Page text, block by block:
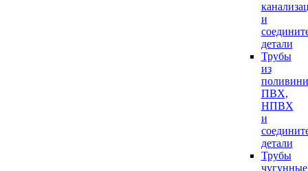
и
детали
Трубы
из
ПВХ,
НПВХ
и
детали
Трубы
чугунные